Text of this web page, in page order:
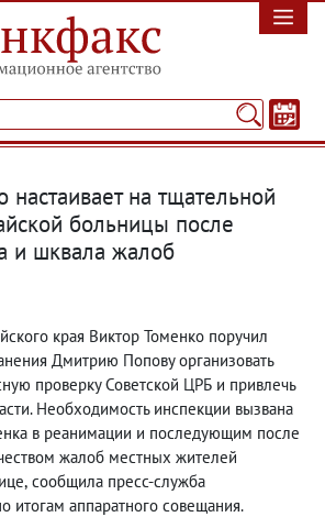
настаивает на тщательной
больницы после
и шквала жалоб
края Виктор Томенко поручил
Дмитрию Попову организовать
проверку Советской ЦРБ и привлечь
Необходимость инспекции вызвана
в реанимации и последующим после
жалоб местных жителей
, сообщила пресс-служба
итогам аппаратного совещания.